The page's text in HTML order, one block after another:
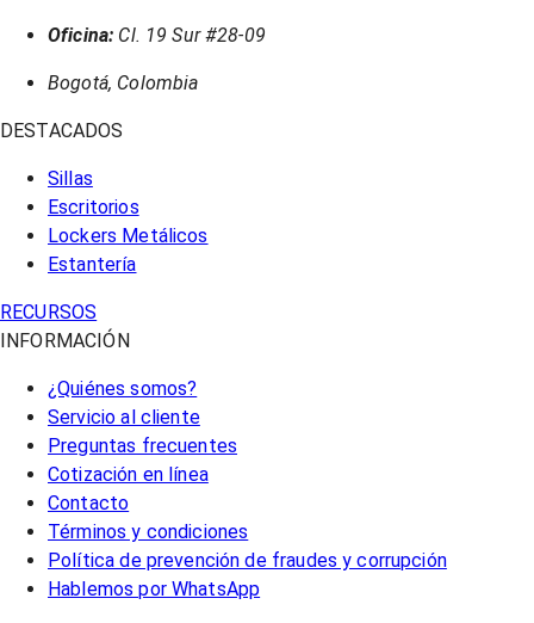
Oficina: Cl. 19 Sur #28-09
Bogotá, Colombia
DESTACADOS
Sillas
Escritorios
Lockers Metálicos
Estantería
RECURSOS
INFORMACIÓN
¿Quiénes somos?
Servicio al cliente
Preguntas frecuentes
Cotización en línea
Contacto
Términos y condiciones
Política de prevención de fraudes y corrupción
Hablemos por WhatsApp